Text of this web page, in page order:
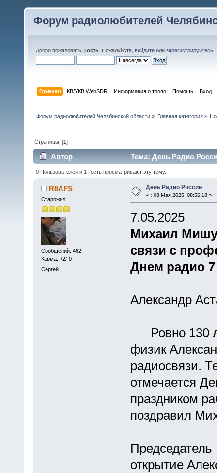
Форум радиолюбителей
Добро пожаловать, Гость . Пожалуйста, войдите или зарегистрируйтесь
Главная КВ/УКВ WebSDR Информация о тропо Помощь Вход
Форум радиолюбителей Челябинской области » Главная категория»
Страницы: [1]
Автор Тема: День Радио
0 Пользователей и 1 Гость просматривают эту тему.
R8AFS
Старожил
Сообщений: 462
Карма: +2/-0
Сергей
День Радио России
« : 08 Мая 2025, 08:56:18 »
7.05.2025
Михаил
связи с
Днем радио 7
Александр
Ровно 130
физик
радиосвязи.
отмечается
праздником
поздравил
открытие